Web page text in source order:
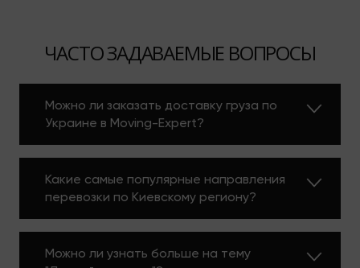
ЧАСТО ЗАДАВАЕМЫЕ ВОПРОСЫ
Можно ли заказать доставку груза по
Украине в Moving-Expert?
Какие самые популярные направления
перевозки по Киевскому региону?
Можно ли узнать больше на тему